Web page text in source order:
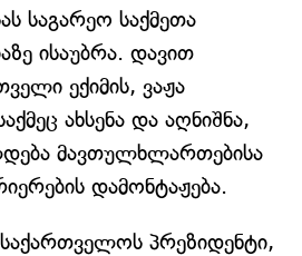
საგარეო საქმეთა
ისაუბრა. დავით
ექიმის, ვაჟა
ახსენა და აღნიშნა,
მავთულხლართებისა
დამონტაჟება.
პრეზიდენტი,